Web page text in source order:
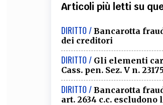
Articoli più letti su
DIRITTO / Bancarotta
dei creditori
DIRITTO / Gli elementi
Cass. pen. Sez. V n.
DIRITTO / Bancarotta
art. 2634 c.c.